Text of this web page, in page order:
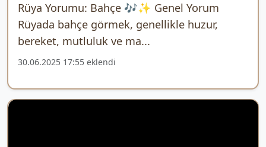
Rüya Yorumu: Bahçe 🎶✨ Genel Yorum
Rüyada bahçe görmek, genellikle huzur,
bereket, mutluluk ve ma...
30.06.2025 17:55 eklendi